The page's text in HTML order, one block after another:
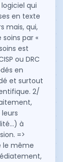
qui
en texte
mais, qui,
par «
est
ou DRC
en
et surtout
2/
à
=>
le même